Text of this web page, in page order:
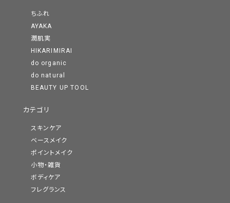
ちふれ
AYAKA
潤肌実
HIKARIMIRAI
do organic
do natural
BEAUTY UP TOOL
カテゴリ
スキンケア
ベースメイク
ポイントメイク
小物・雑貨
ボディケア
フレグランス